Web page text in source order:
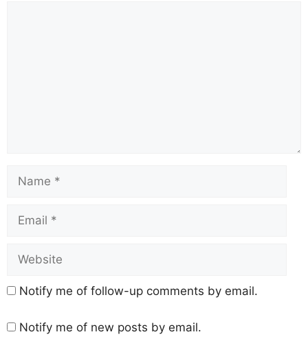
Notify me of follow-up comments by email.
Notify me of new posts by email.